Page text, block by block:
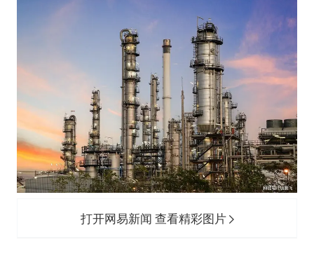
打开网易新闻 查看精彩图片